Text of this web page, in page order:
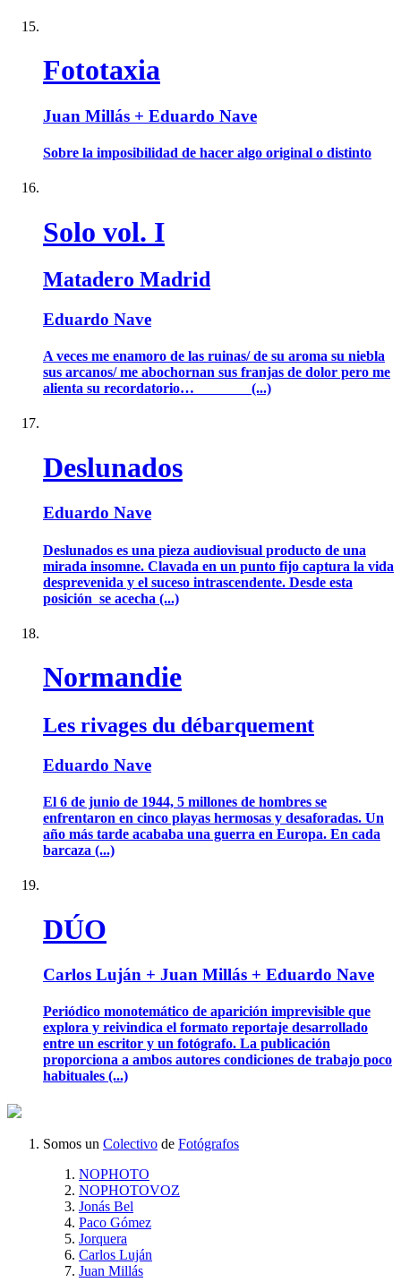
Fototaxia
Juan Millás + Eduardo Nave
Sobre la imposibilidad de hacer algo original o distinto
Solo vol. I
Matadero Madrid
Eduardo Nave
A veces me enamoro de las ruinas/ de su aroma su niebla
sus arcanos/ me abochornan sus franjas de dolor pero me
alienta su recordatorio… (...)
Deslunados
Eduardo Nave
Deslunados es una pieza audiovisual producto de una
mirada insomne. Clavada en un punto fijo captura la vida
desprevenida y el suceso intrascendente. Desde esta
posición se acecha (...)
Normandie
Les rivages du débarquement
Eduardo Nave
El 6 de junio de 1944, 5 millones de hombres se
enfrentaron en cinco playas hermosas y desaforadas. Un
año más tarde acababa una guerra en Europa. En cada
barcaza (...)
DÚO
Carlos Luján + Juan Millás + Eduardo Nave
Periódico monotemático de aparición imprevisible que
explora y reivindica el formato reportaje desarrollado
entre un escritor y un fotógrafo. La publicación
proporciona a ambos autores condiciones de trabajo poco
habituales (...)
Somos un Colectivo de Fotógrafos
NOPHOTO
NOPHOTOVOZ
Jonás Bel
Paco Gómez
Jorquera
Carlos Luján
Juan Millás